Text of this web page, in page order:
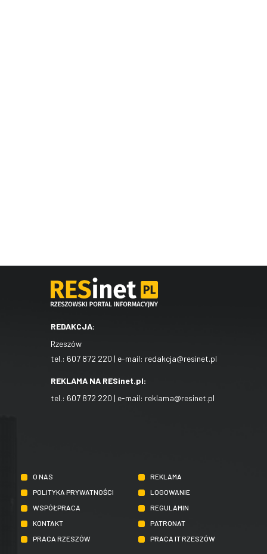
REDAKCJA:
Rzeszów
tel.: 607 872 220 | e-mail: redakcja@resinet.pl
REKLAMA NA RESinet.pl:
tel.: 607 872 220 | e-mail: reklama@resinet.pl
O NAS
REKLAMA
POLITYKA PRYWATNOŚCI
LOGOWANIE
WSPÓŁPRACA
REGULAMIN
KONTAKT
PATRONAT
PRACA RZESZÓW
PRACA IT RZESZÓW